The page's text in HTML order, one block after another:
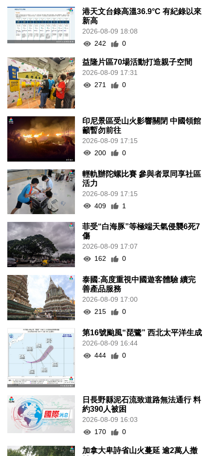
港天文台錄高溫36.9°C 有紀錄以來
新高
2026-08-09 18:08
242
0
益隆片區70場活動打造親子空間
2026-08-09 17:31
271
0
印尼景區受山火影響關閉 中國領館
籲暫勿前往
2026-08-09 17:15
200
0
輕軌辦陀螺比賽 參與者眾同享社區
活力
2026-08-09 17:15
409
1
菲受“白海豚”等極端天氣侵襲6死7
傷
2026-08-09 17:07
162
0
泰國:高度重視中國遊客體驗 續完
善產品服務
2026-08-09 17:00
215
0
第16號颱風“琵鷺” 西北太平洋生成
2026-08-09 16:44
444
0
日長野縣泥石流致道路無法通行 料
約390人被困
2026-08-09 16:03
170
0
加拿大卑詩省山火蔓延 逾2萬人撤